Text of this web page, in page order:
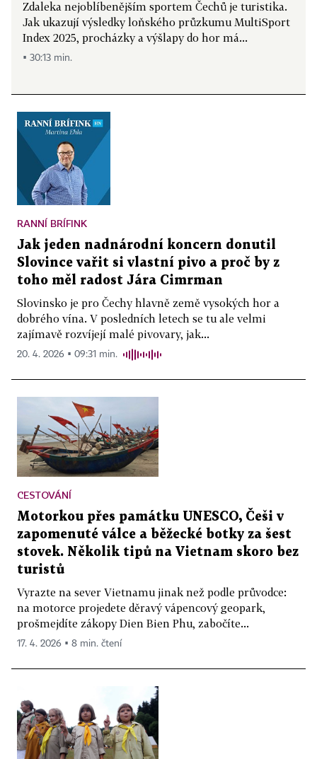
Zdaleka nejoblíbenějším sportem Čechů je turistika.
Jak ukazují výsledky loňského průzkumu MultiSport
Index 2025, procházky a výšlapy do hor má...
▪ 30:13 min.
RANNÍ BRÍFINK
Jak jeden nadnárodní koncern donutil
Slovince vařit si vlastní pivo a proč by z
toho měl radost Jára Cimrman
Slovinsko je pro Čechy hlavně země vysokých hor a
dobrého vína. V posledních letech se tu ale velmi
zajímavě rozvíjejí malé pivovary, jak...
20. 4. 2026 ▪ 09:31 min.
CESTOVÁNÍ
Motorkou přes památku UNESCO, Češi v
zapomenuté válce a běžecké botky za šest
stovek. Několik tipů na Vietnam skoro bez
turistů
Vyrazte na sever Vietnamu jinak než podle průvodce:
na motorce projedete děravý vápencový geopark,
prošmejdíte zákopy Dien Bien Phu, zabočíte...
17. 4. 2026 ▪ 8 min. čtení